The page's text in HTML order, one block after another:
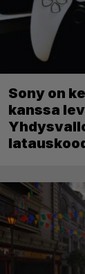
Sony on
kanssa